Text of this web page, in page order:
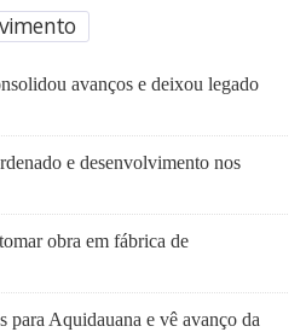
avanços e deixou legado
e desenvolvimento nos
obra em fábrica de
para Aquidauana e vê avanço da